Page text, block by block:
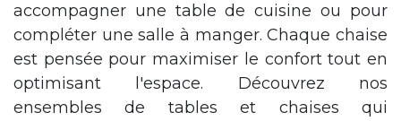
accompagner une table de cuisine ou pour
compléter une salle à manger. Chaque chaise
est pensée pour maximiser le confort tout en
optimisant l'espace. Découvrez nos
ensembles de tables et chaises qui